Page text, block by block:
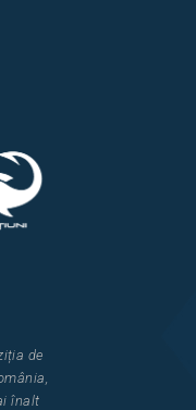
de
ânia
înalt